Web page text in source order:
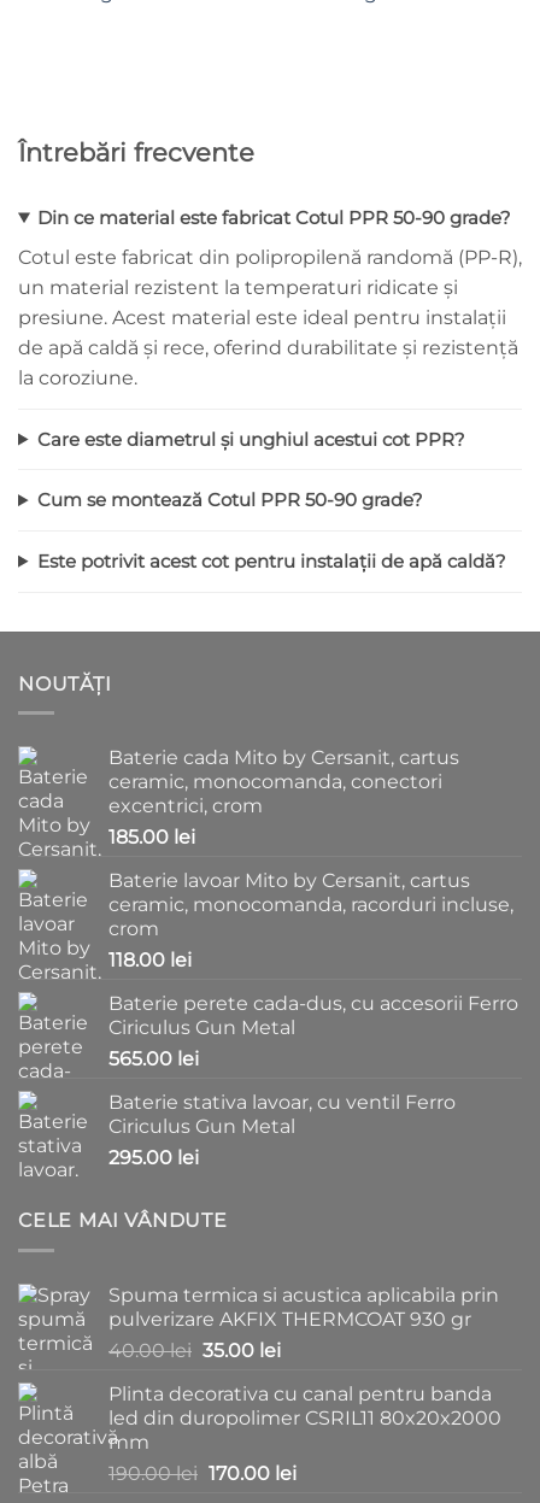
Întrebări frecvente
Din ce material este fabricat Cotul PPR 50-90 grade?
Cotul este fabricat din polipropilenă randomă (PP-R),
un material rezistent la temperaturi ridicate și
presiune. Acest material este ideal pentru instalații
de apă caldă și rece, oferind durabilitate și rezistență
la coroziune.
Care este diametrul și unghiul acestui cot PPR?
Cum se montează Cotul PPR 50-90 grade?
Este potrivit acest cot pentru instalații de apă caldă?
NOUTĂȚI
Baterie cada Mito by Cersanit, cartus
ceramic, monocomanda, conectori
excentrici, crom
185.00 lei
Baterie lavoar Mito by Cersanit, cartus
ceramic, monocomanda, racorduri incluse,
crom
118.00 lei
Baterie perete cada-dus, cu accesorii Ferro
Ciriculus Gun Metal
565.00 lei
Baterie stativa lavoar, cu ventil Ferro
Ciriculus Gun Metal
295.00 lei
CELE MAI VÂNDUTE
Spuma termica si acustica aplicabila prin
pulverizare AKFIX THERMCOAT 930 gr
40.00lei Prețul
a
fost:
35.00 leiPrețul
este:
35.00 lei.
Plinta decorativa cu canal pentru banda
led din duropolimer CSRIL11 80x20x2000
mm
190.00lei Prețul
170.00 leiPrețul